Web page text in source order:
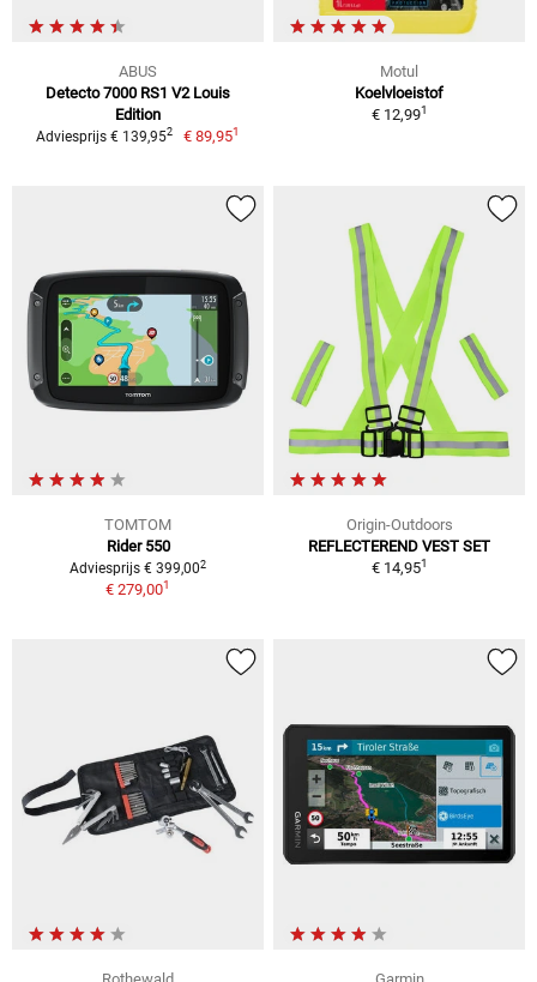
ABUS
Detecto 7000 RS1 V2 Louis
Edition
Adviesprijs € 139,952 € 89,951
Motul
Koelvloeistof
€ 12,991
TOMTOM
Rider 550
Adviesprijs € 399,002
€ 279,001
Origin-Outdoors
REFLECTEREND VEST SET
€ 14,951